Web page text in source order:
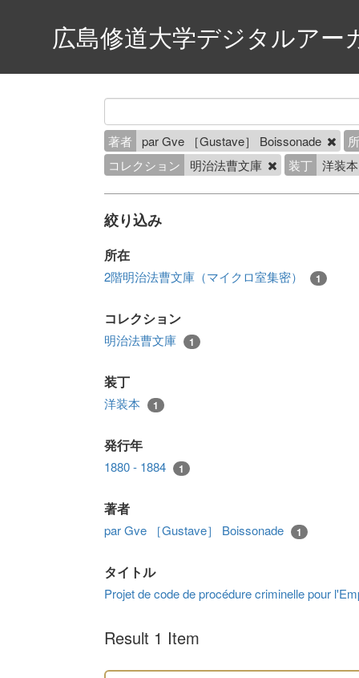
広島修道大学デジタルアー
著者 par Gve ［Gustave］ Boissonade
コレクション
明治法曹文庫 装丁 洋装
絞り込み
所在
2階明治法曹文庫（マイクロ室集密） 1
コレクション
明治法曹文庫 1
装丁
洋装本 1
発行年
1880 - 1884 1
著者
par Gve ［Gustave］ Boissonade 1
タイトル
Projet de code de procédure criminelle pour
Result 1 Item